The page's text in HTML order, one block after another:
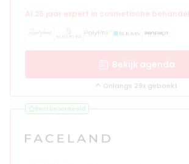
Al 25 jaar expert in cosmetische
Bekijk agenda
Onlangs 29x geboekt
Best beoordeeld